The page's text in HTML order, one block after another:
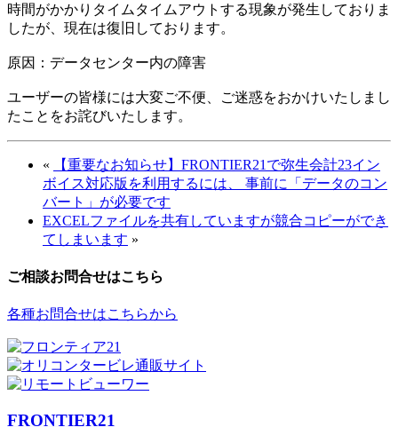
時間がかかりタイムタイムアウトする現象が発生しておりま
したが、現在は復旧しております。
原因：データセンター内の障害
ユーザーの皆様には大変ご不便、ご迷惑をおかけいたしまし
たことをお詫びいたします。
«
【重要なお知らせ】FRONTIER21で弥生会計23イン
ボイス対応版を利用するには、 事前に「データのコン
バート」が必要です
EXCELファイルを共有していますが競合コピーができ
てしまいます »
ご相談お問合せはこちら
各種お問合せはこちらから
FRONTIER21